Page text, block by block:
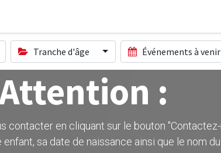
Tranche d'âge Événements à venir
:
contacter en cliquant sur le bouton
sa date de naissance ainsi que le nom